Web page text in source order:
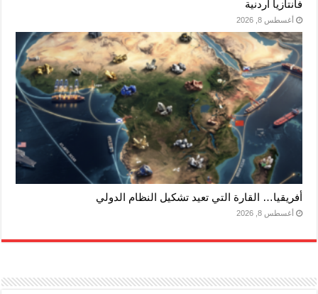
فانتازيا أردنية
أغسطس 8, 2026
أفريقيا… القارة التي تعيد تشكيل النظام الدولي
أغسطس 8, 2026